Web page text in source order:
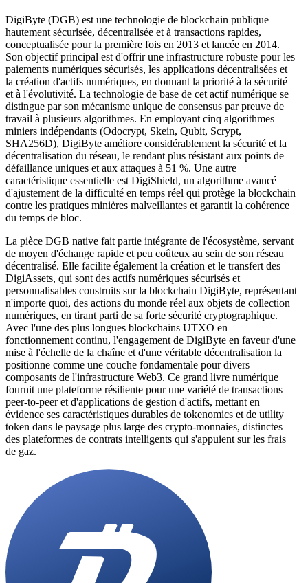
DigiByte (DGB) est une technologie de blockchain publique
hautement sécurisée, décentralisée et à transactions rapides,
conceptualisée pour la première fois en 2013 et lancée en 2014.
Son objectif principal est d'offrir une infrastructure robuste pour les
paiements numériques sécurisés, les applications décentralisées et
la création d'actifs numériques, en donnant la priorité à la sécurité
et à l'évolutivité. La technologie de base de cet actif numérique se
distingue par son mécanisme unique de consensus par preuve de
travail à plusieurs algorithmes. En employant cinq algorithmes
miniers indépendants (Odocrypt, Skein, Qubit, Scrypt,
SHA256D), DigiByte améliore considérablement la sécurité et la
décentralisation du réseau, le rendant plus résistant aux points de
défaillance uniques et aux attaques à 51 %. Une autre
caractéristique essentielle est DigiShield, un algorithme avancé
d'ajustement de la difficulté en temps réel qui protège la blockchain
contre les pratiques minières malveillantes et garantit la cohérence
du temps de bloc.
La pièce DGB native fait partie intégrante de l'écosystème, servant
de moyen d'échange rapide et peu coûteux au sein de son réseau
décentralisé. Elle facilite également la création et le transfert des
DigiAssets, qui sont des actifs numériques sécurisés et
personnalisables construits sur la blockchain DigiByte, représentant
n'importe quoi, des actions du monde réel aux objets de collection
numériques, en tirant parti de sa forte sécurité cryptographique.
Avec l'une des plus longues blockchains UTXO en
fonctionnement continu, l'engagement de DigiByte en faveur d'une
mise à l'échelle de la chaîne et d'une véritable décentralisation la
positionne comme une couche fondamentale pour divers
composants de l'infrastructure Web3. Ce grand livre numérique
fournit une plateforme résiliente pour une variété de transactions
peer-to-peer et d'applications de gestion d'actifs, mettant en
évidence ses caractéristiques durables de tokenomics et de utility
token dans le paysage plus large des crypto-monnaies, distinctes
des plateformes de contrats intelligents qui s'appuient sur les frais
de gaz.